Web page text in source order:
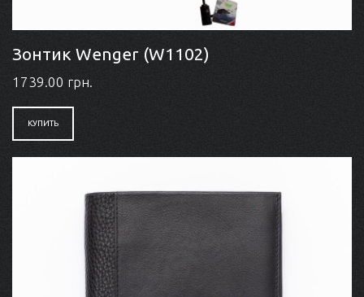
Зонтик Wenger (W1102)
1739.00 грн.
КУПИТЬ